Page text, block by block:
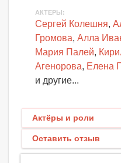
АКТЕРЫ:
Сергей Колешня,
Громова, Алла
Мария Палей,
Агенорова, Елена
и другие...
Актёры и роли
Оставить отзыв